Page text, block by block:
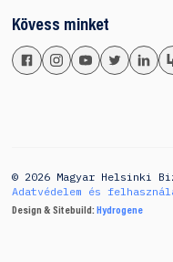
Kövess minket
© 2026 Magyar Helsinki
Adatvédelem és
Design & Sitebuild:Hydrogene